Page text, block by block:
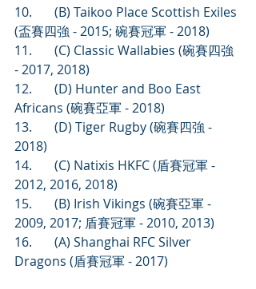
10.       (B) Taikoo Place Scottish Exiles
(盃賽四強 - 2015; 碗賽冠軍 - 2018)
11.       (C) Classic Wallabies (碗賽四強
- 2017, 2018)
12.       (D) Hunter and Boo East
Africans (碗賽亞軍 - 2018)
13.       (D) Tiger Rugby (碗賽四強 -
2018)
14.       (C) Natixis HKFC (盾賽冠軍 -
2012, 2016, 2018)
15.       (B) Irish Vikings (碗賽亞軍 -
2009, 2017; 盾賽冠軍 - 2010, 2013)
16.       (A) Shanghai RFC Silver
Dragons (盾賽冠軍 - 2017)